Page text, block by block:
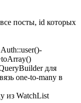
посты, id которых
для
one-to-many в
из WatchList